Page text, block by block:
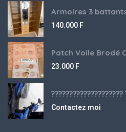
140.000 F
23.000 F
Contactez moi